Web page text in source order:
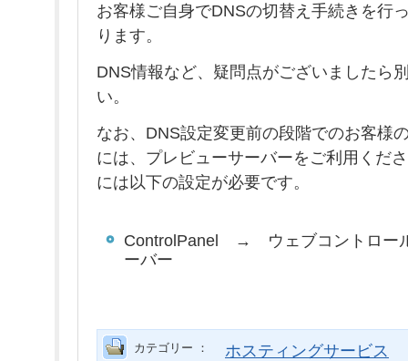
お客様ご自身でDNSの切替え手続きを行
ります。
DNS情報など、疑問点がございましたら
い。
なお、DNS設定変更前の段階でのお客様
には、プレビューサーバーをご利用くだ
には以下の設定が必要です。
ControlPanel → ウェブコントロ
ーバー
カテゴリー ： ホスティングサービス